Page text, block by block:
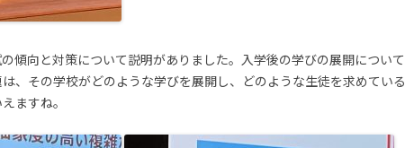
傾向と対策について説明がありました。入学後の学びの展開について
、その学校がどのような学びを展開し、どのような生徒を求めている
ますね。